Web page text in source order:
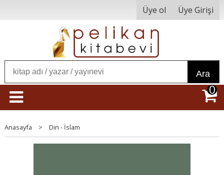
Üye ol Üye Girişi
Ara
0
Anasayfa > Din - İslam